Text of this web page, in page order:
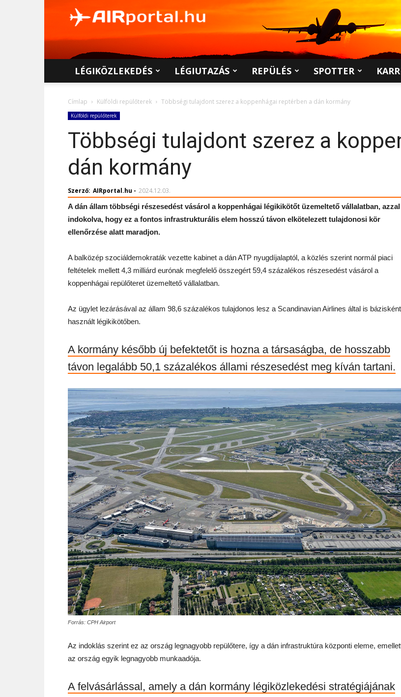
LÉGIKÖZLEKEDÉS LÉGIUTAZÁS REPÜLÉS SPOTTER
Címlap Külföldi repülőterek Többségi tulajdont szerez a koppenhágai reptérben a dán kormány
Külföldi repülőterek
Többségi tulajdont szerez a
dán kormány
Szerző: AIRportal.hu - 2024.12.03.
A dán állam többségi részesedést vásárol a koppenhágai légikikötőt üzemeltető vállalatban, azzal
indokolva, hogy ez a fontos infrastrukturális elem hosszú távon elkötelezett tulajdonosi kör
ellenőrzése alatt maradjon.
A balközép szociáldemokraták vezette kabinet a dán ATP nyugdíjalaptól, a közlés szerint normál piaci
feltételek mellett 4,3 milliárd eurónak megfelelő összegért 59,4 százalékos részesedést vásárol a
koppenhágai repülőteret üzemeltető vállalatban.
Az ügylet lezárásával az állam 98,6 százalékos tulajdonos lesz a Scandinavian Airlines által is bázisként
használt légikikötőben.
A kormány később új befektetőt is hozna a társaságba, de hosszabb
távon legalább 50,1 százalékos állami részesedést meg kíván tartani.
Forrás: CPH Airport
Az indoklás szerint ez az ország legnagyobb repülőtere, így a dán infrastruktúra központi eleme,
az ország egyik legnagyobb munkaadója.
A felvásárlással, amely a dán kormány légiközlekedési stratégiájának